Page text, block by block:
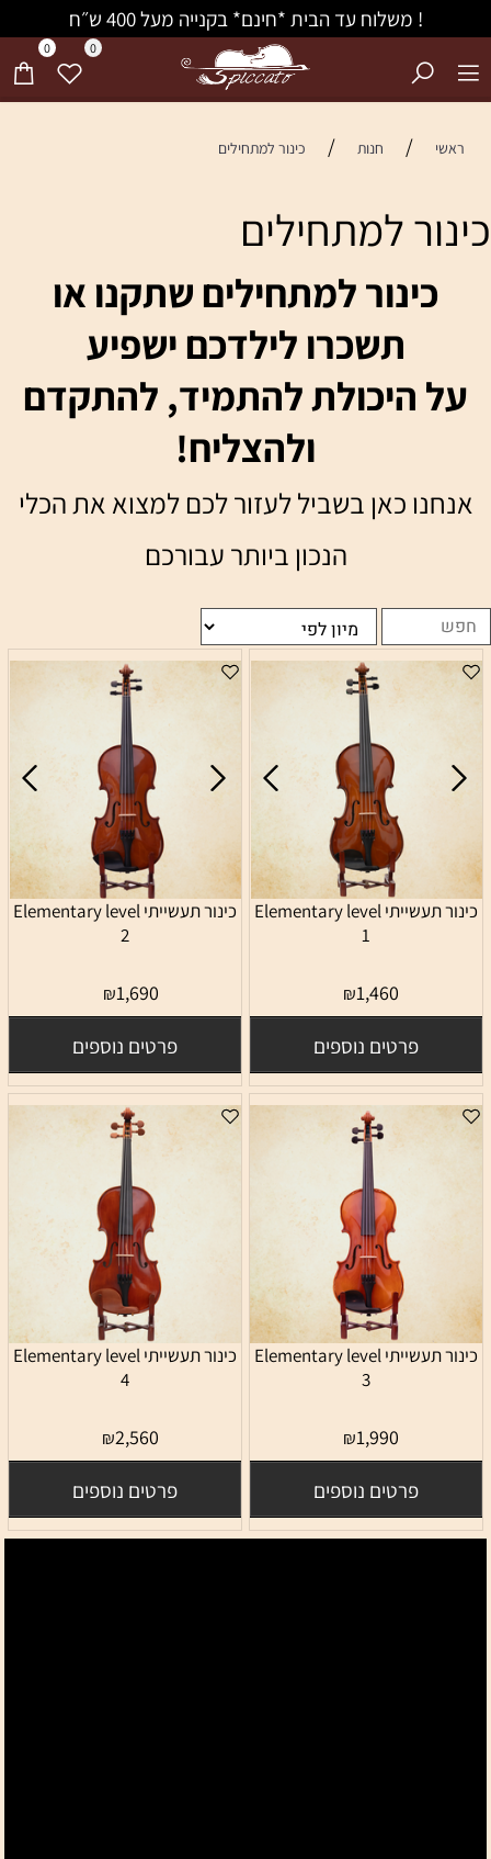
! משלוח עד הבית *חינם* בקנייה מעל 400 ש״ח
0 0
ראשי / חנות / כינור למתחילים
כינור למתחילים
כינור למתחילים שתקנו או
תשכרו לילדכם ישפיע
על היכולת להתמיד, להתקדם
ולהצליח!
אנחנו כאן בשביל לעזור לכם למצוא את הכלי
הנכון ביותר עבורכם
כינור תעשייתי Elementary level
1
₪1,460
פרטים נוספים
כינור תעשייתי Elementary level
2
₪1,690
פרטים נוספים
כינור תעשייתי Elementary level
3
₪1,990
פרטים נוספים
כינור תעשייתי Elementary level
4
₪2,560
פרטים נוספים